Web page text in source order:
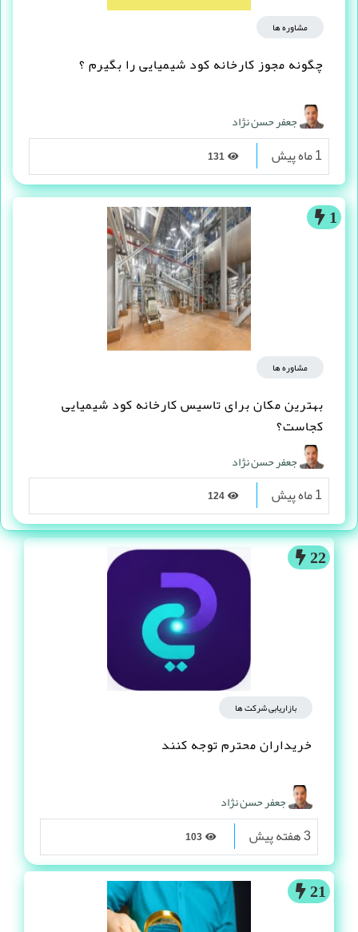
22
بازاریابی شرکت ها
خریداران محترم توجه کنند
جعفر حسن نژاد
3 هفته پیش
21
مشاوره ها
چگونه مجوز کارخانه کود شیمیایی را بگیرم ؟
جعفر حسن نژاد
1 ماه پیش
1
مشاوره ها
بهترین مکان برای تاسیس کارخانه کود شیمیایی
کجاست؟
جعفر حسن نژاد
1 ماه پیش